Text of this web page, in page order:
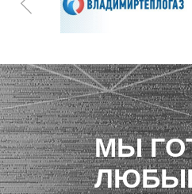
МЫ